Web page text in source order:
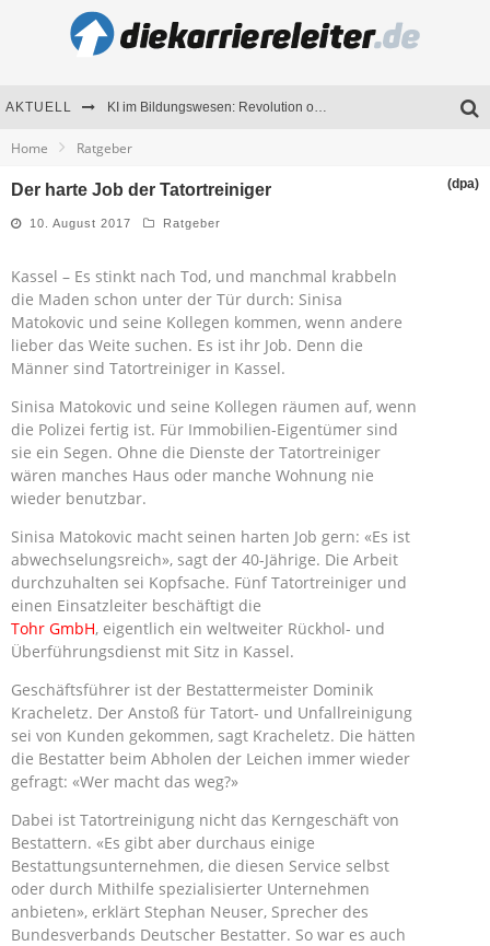
AKTUELL KI im Bildungswesen: Revolution oder Risiko für Schulen und Universitäten?
Home Ratgeber
Der harte Job der Tatortreiniger (dpa)
10. August 2017 Ratgeber
Kassel – Es stinkt nach Tod, und manchmal krabbeln
die Maden schon unter der Tür durch: Sinisa
Matokovic und seine Kollegen kommen, wenn andere
lieber das Weite suchen. Es ist ihr Job. Denn die
Männer sind Tatortreiniger in Kassel.
Sinisa Matokovic und seine Kollegen räumen auf, wenn
die Polizei fertig ist. Für Immobilien-Eigentümer sind
sie ein Segen. Ohne die Dienste der Tatortreiniger
wären manches Haus oder manche Wohnung nie
wieder benutzbar.
Sinisa Matokovic macht seinen harten Job gern: «Es ist
abwechselungsreich», sagt der 40-Jährige. Die Arbeit
durchzuhalten sei Kopfsache. Fünf Tatortreiniger und
einen Einsatzleiter beschäftigt die
Tohr GmbH, eigentlich ein weltweiter Rückhol- und
Überführungsdienst mit Sitz in Kassel.
Geschäftsführer ist der Bestattermeister Dominik
Kracheletz. Der Anstoß für Tatort- und Unfallreinigung
sei von Kunden gekommen, sagt Kracheletz. Die hätten
die Bestatter beim Abholen der Leichen immer wieder
gefragt: «Wer macht das weg?»
Dabei ist Tatortreinigung nicht das Kerngeschäft von
Bestattern. «Es gibt aber durchaus einige
Bestattungsunternehmen, die diesen Service selbst
oder durch Mithilfe spezialisierter Unternehmen
anbieten», erklärt Stephan Neuser, Sprecher des
Bundesverbands Deutscher Bestatter. So war es auch